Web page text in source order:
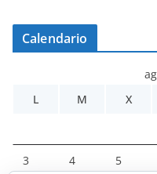
Calendario
L
M X
3 4 5